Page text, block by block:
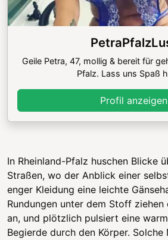
Geile Petra, 47, mollig & bereit für
Pfalz. Lass uns Spaß
Profil anzeigen
In Rheinland-Pfalz huschen Blicke
Straßen, wo der Anblick einer
enger Kleidung eine leichte
Rundungen unter dem Stoff
an, und plötzlich pulsiert eine
Begierde durch den Körper.